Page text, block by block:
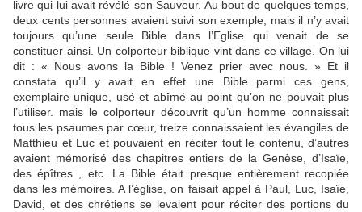
livre qui lui avait révélé son Sauveur. Au bout de quelques temps,
deux cents personnes avaient suivi son exemple, mais il n’y avait
toujours qu’une seule Bible dans l’Eglise qui venait de se
constituer ainsi. Un colporteur biblique vint dans ce village. On lui
dit : « Nous avons la Bible ! Venez prier avec nous. » Et il
constata qu’il y avait en effet une Bible parmi ces gens,
exemplaire unique, usé et abîmé au point qu’on ne pouvait plus
l’utiliser. mais le colporteur découvrit qu’un homme connaissait
tous les psaumes par cœur, treize connaissaient les évangiles de
Matthieu et Luc et pouvaient en réciter tout le contenu, d’autres
avaient mémorisé des chapitres entiers de la Genèse, d’Isaïe,
des épîtres , etc. La Bible était presque entièrement recopiée
dans les mémoires. A l’église, on faisait appel à Paul, Luc, Isaïe,
David, et des chrétiens se levaient pour réciter des portions du